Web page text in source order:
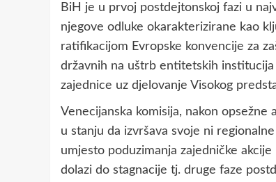
BiH je u prvoj postdejtonskoj fazi u
njegove odluke okarakterizirane kao
ratifikacijom Evropske konvencije za
državnih na uštrb entitetskih
zajednice uz djelovanje Visokog
Venecijanska komisija, nakon
u stanju da izvršava svoje ni
umjesto poduzimanja zajedničke
dolazi do stagnacije tj. druge faze